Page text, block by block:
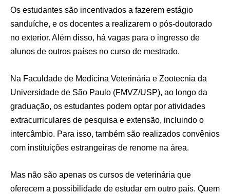
Os estudantes são incentivados a fazerem estágio
sanduíche, e os docentes a realizarem o pós-doutorado
no exterior. Além disso, há vagas para o ingresso de
alunos de outros países no curso de mestrado.
Na Faculdade de Medicina Veterinária e Zootecnia da
Universidade de São Paulo (FMVZ/USP), ao longo da
graduação, os estudantes podem optar por atividades
extracurriculares de pesquisa e extensão, incluindo o
intercâmbio. Para isso, também são realizados convênios
com instituições estrangeiras de renome na área.
Mas não são apenas os cursos de veterinária que
oferecem a possibilidade de estudar em outro país. Quem